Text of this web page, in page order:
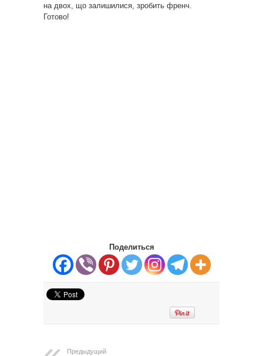
на двох, що залишилися, зробить френч.
Готово!
Поделиться
Предыдущий